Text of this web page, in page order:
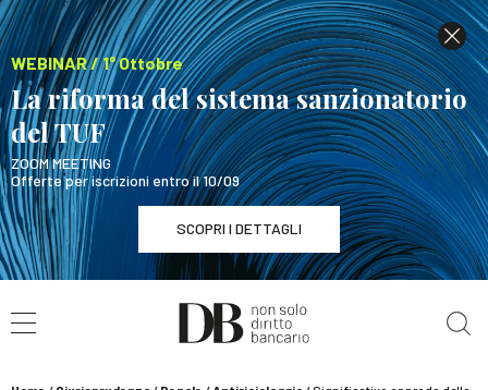
WEBINAR / 1° Ottobre
La riforma del sistema sanzionatorio
del TUF
ZOOM MEETING
Offerte per iscrizioni entro il 10/09
SCOPRI I DETTAGLI
WEBINAR / 1° Ottobre
La riforma del sistema sanzionatorio del TUF